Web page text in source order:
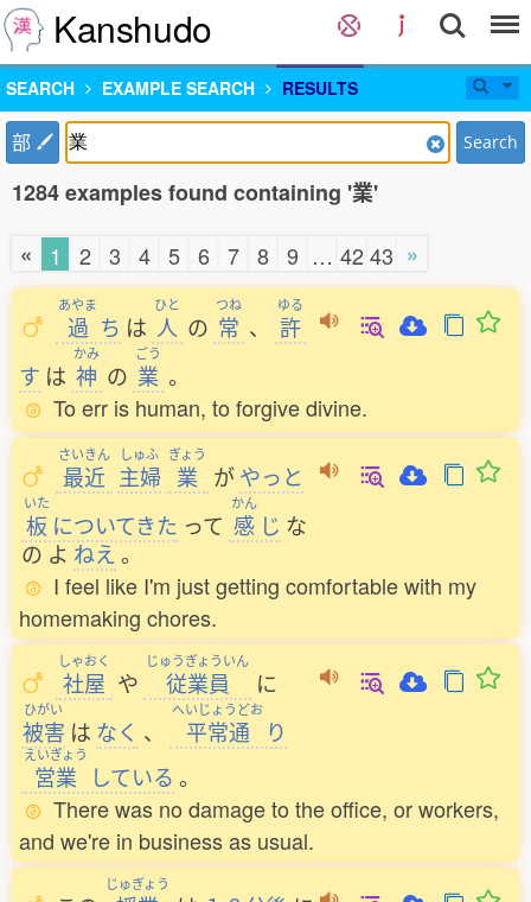
Kanshudo
SEARCH EXAMPLE SEARCH RESULTS
部 Search
1284 examples found containing '業'
« 1 2 3 4 5 6 7 8 9 … 42 43 »
あやま
過 ち は
ひと
人 の
つね
常 、
ゆる
許
す は
かみ
神 の
ごう
業 。
To err is human, to forgive divine.
さいきん
最近
しゅふ
主婦
ぎょう
業 がやっと
いた
板 についてきた って
かん
感 じ な
の よ ねえ。
I feel like I'm just getting comfortable with my
homemaking chores.
しゃおく
社屋 や
じゅうぎょういん
従業員 に
ひがい
被害 は なく 、
へいじょうどお
平常通 り
えいぎょう
営業 している 。
There was no damage to the office, or workers,
and we're in business as usual.
じゅぎょう